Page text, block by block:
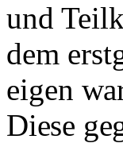
und
dem
eigen
Diese